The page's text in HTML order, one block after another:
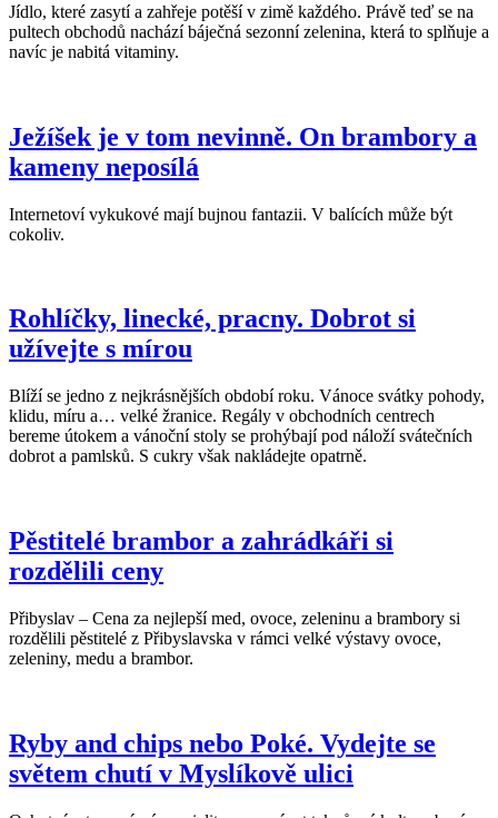
Jídlo, které zasytí a zahřeje potěší v zimě každého. Právě teď se na
pultech obchodů nachází báječná sezonní zelenina, která to splňuje a
navíc je nabitá vitaminy.
Ježíšek je v tom nevinně. On brambory a
kameny neposílá
Internetoví vykukové mají bujnou fantazii. V balících může být
cokoliv.
Rohlíčky, linecké, pracny. Dobrot si
užívejte s mírou
Blíží se jedno z nejkrásnějších období roku. Vánoce svátky pohody,
klidu, míru a… velké žranice. Regály v obchodních centrech
bereme útokem a vánoční stoly se prohýbají pod náloží svátečních
dobrot a pamlsků. S cukry však nakládejte opatrně.
Pěstitelé brambor a zahrádkáři si
rozdělili ceny
Přibyslav – Cena za nejlepší med, ovoce, zeleninu a brambory si
rozdělili pěstitelé z Přibyslavska v rámci velké výstavy ovoce,
zeleniny, medu a brambor.
Ryby and chips nebo Poké. Vydejte se
světem chutí v Myslíkově ulici